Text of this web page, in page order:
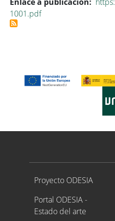
1001.pdf
Proyecto ODESIA
Proyecto ODESIA
Portal ODESIA -
Estado del arte